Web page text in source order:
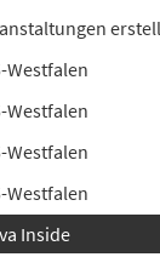
Westfalen
Westfalen
Westfalen
Westfalen
Inside